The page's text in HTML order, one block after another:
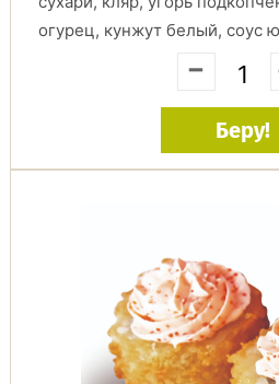
огурец, кунжут белый, соус
-
Беру!